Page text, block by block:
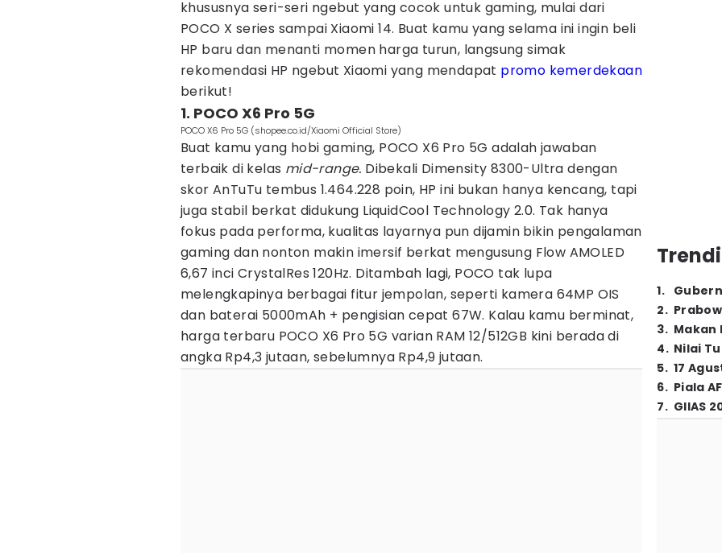
khususnya seri-seri ngebut yang cocok untuk gaming, mulai dari
POCO X series sampai Xiaomi 14. Buat kamu yang selama ini ingin beli
HP baru dan menanti momen harga turun, langsung simak
rekomendasi HP ngebut Xiaomi yang mendapat promo kemerdekaan
berikut!
1. POCO X6 Pro 5G
POCO X6 Pro 5G (shopee.co.id/Xiaomi Official Store)
Buat kamu yang hobi gaming, POCO X6 Pro 5G adalah jawaban
terbaik di kelas mid-range. Dibekali Dimensity 8300-Ultra dengan
skor AnTuTu tembus 1.464.228 poin, HP ini bukan hanya kencang, tapi
juga stabil berkat didukung LiquidCool Technology 2.0. Tak hanya
fokus pada performa, kualitas layarnya pun dijamin bikin pengalaman
gaming dan nonton makin imersif berkat mengusung Flow AMOLED
6,67 inci CrystalRes 120Hz. Ditambah lagi, POCO tak lupa
melengkapinya berbagai fitur jempolan, seperti kamera 64MP OIS
dan baterai 5000mAh + pengisian cepat 67W. Kalau kamu berminat,
harga terbaru POCO X6 Pro 5G varian RAM 12/512GB kini berada di
angka Rp4,3 jutaan, sebelumnya Rp4,9 jutaan.
1.
2.
3. Makan
4. Nilai
5. 17
6. Piala
7. GIIAS